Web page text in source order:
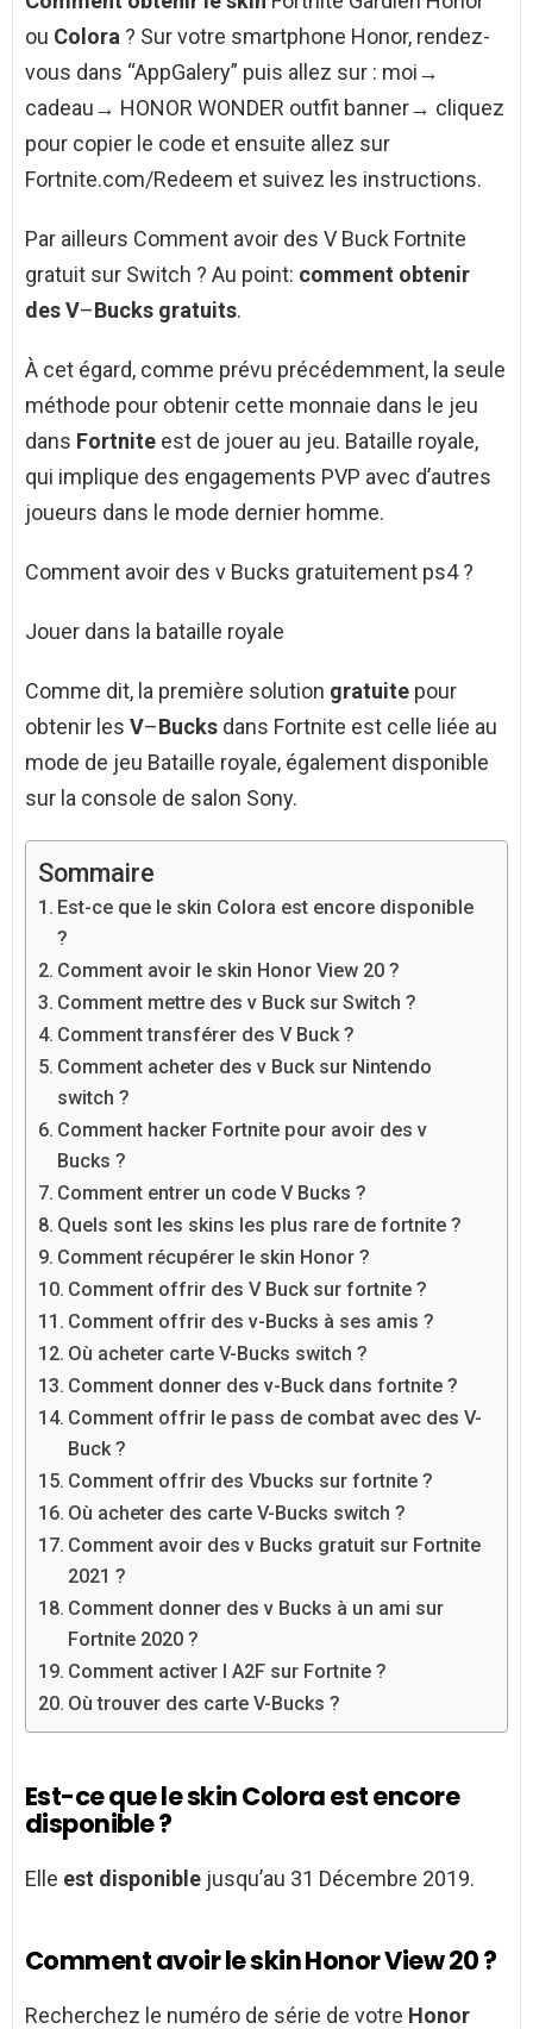
ou Colora ? Sur votre smartphone Honor, rendez-
vous dans “AppGalery” puis allez sur : moi→
cadeau→ HONOR WONDER outfit banner→ cliquez
pour copier le code et ensuite allez sur
Fortnite.com/Redeem et suivez les instructions.
Par ailleurs Comment avoir des V Buck Fortnite
gratuit sur Switch ? Au point: comment obtenir
des V–Bucks gratuits.
À cet égard, comme prévu précédemment, la seule
méthode pour obtenir cette monnaie dans le jeu
dans Fortnite est de jouer au jeu. Bataille royale,
qui implique des engagements PVP avec d’autres
joueurs dans le mode dernier homme.
Comment avoir des v Bucks gratuitement ps4 ?
Jouer dans la bataille royale
Comme dit, la première solution gratuite pour
obtenir les V–Bucks dans Fortnite est celle liée au
mode de jeu Bataille royale, également disponible
sur la console de salon Sony.
Sommaire
Est-ce que le skin Colora est encore disponible
?
Comment avoir le skin Honor View 20 ?
Comment mettre des v Buck sur Switch ?
Comment transférer des V Buck ?
Comment acheter des v Buck sur Nintendo
switch ?
Comment hacker Fortnite pour avoir des v
Bucks ?
Comment entrer un code V Bucks ?
Quels sont les skins les plus rare de fortnite ?
Comment récupérer le skin Honor ?
Comment offrir des V Buck sur fortnite ?
Comment offrir des v-Bucks à ses amis ?
Où acheter carte V-Bucks switch ?
Comment donner des v-Buck dans fortnite ?
Comment offrir le pass de combat avec des V-
Buck ?
Comment offrir des Vbucks sur fortnite ?
Où acheter des carte V-Bucks switch ?
Comment avoir des v Bucks gratuit sur Fortnite
2021 ?
Comment donner des v Bucks à un ami sur
Fortnite 2020 ?
Comment activer l A2F sur Fortnite ?
Où trouver des carte V-Bucks ?
Est-ce que le skin Colora est encore
disponible ?
Elle est disponible jusqu’au 31 Décembre 2019.
Comment avoir le skin Honor View 20 ?
Recherchez le numéro de série de votre Honor